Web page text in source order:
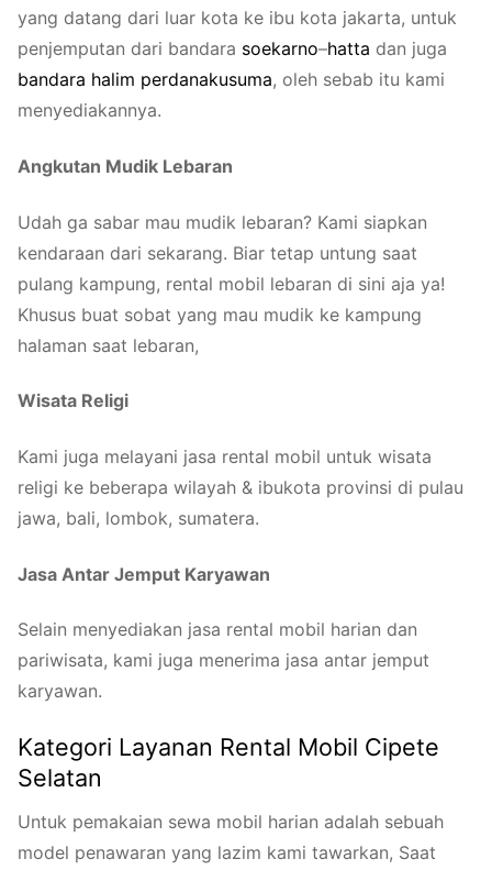
yang datang dari luar kota ke ibu kota jakarta, untuk
penjemputan dari bandara soekarno–hatta dan juga
bandara halim perdanakusuma, oleh sebab itu kami
menyediakannya.
Angkutan Mudik Lebaran
Udah ga sabar mau mudik lebaran? Kami siapkan
kendaraan dari sekarang. Biar tetap untung saat
pulang kampung, rental mobil lebaran di sini aja ya!
Khusus buat sobat yang mau mudik ke kampung
halaman saat lebaran,
Wisata Religi
Kami juga melayani jasa rental mobil untuk wisata
religi ke beberapa wilayah & ibukota provinsi di pulau
jawa, bali, lombok, sumatera.
Jasa Antar Jemput Karyawan
Selain menyediakan jasa rental mobil harian dan
pariwisata, kami juga menerima jasa antar jemput
karyawan.
Kategori Layanan Rental Mobil Cipete
Selatan
Untuk pemakaian sewa mobil harian adalah sebuah
model penawaran yang lazim kami tawarkan, Saat